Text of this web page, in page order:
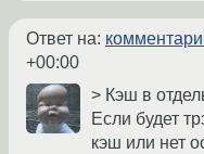
Ответ на:
+00:00
> Кэш в
Если будет
кэш или нет